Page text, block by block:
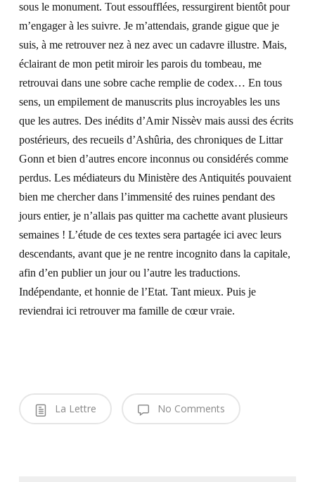
sous le monument. Tout essoufflées, ressurgirent bientôt pour
m’engager à les suivre. Je m’attendais, grande gigue que je
suis, à me retrouver nez à nez avec un cadavre illustre. Mais,
éclairant de mon petit miroir les parois du tombeau, me
retrouvai dans une sobre cache remplie de codex… En tous
sens, un empilement de manuscrits plus incroyables les uns
que les autres. Des inédits d’Amir Nissèv mais aussi des écrits
postérieurs, des recueils d’Ashûria, des chroniques de Littar
Gonn et bien d’autres encore inconnus ou considérés comme
perdus. Les médiateurs du Ministère des Antiquités pouvaient
bien me chercher dans l’immensité des ruines pendant des
jours entier, je n’allais pas quitter ma cachette avant plusieurs
semaines ! L’étude de ces textes sera partagée ici avec leurs
descendants, avant que je ne rentre incognito dans la capitale,
afin d’en publier un jour ou l’autre les traductions.
Indépendante, et honnie de l’Etat. Tant mieux. Puis je
reviendrai ici retrouver ma famille de cœur vraie.
La Lettre No Comments